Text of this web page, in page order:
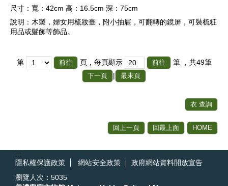
尺寸： 寬：42cm 高：16.5cm 深：75cm
說明： 木製，婦女用梳妝臺，附小抽屜，可翻轉的鏡屏，可裝梳粧
用品或髮飾等飾品。
第 頁，每頁顯示 筆 ，共49筆
下一頁 | 最末頁
衣 查詢
回上一頁 回最上面 HOME
:::
隱私權保護政策
網站安全政策
政府網站資料開放宣告
瀏覽人次： 5035